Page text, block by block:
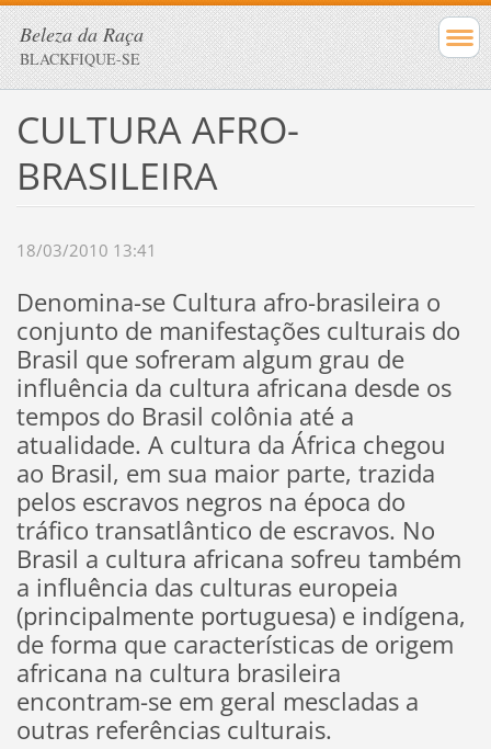
Beleza da Raça
BLACKFIQUE-SE
CULTURA AFRO-
BRASILEIRA
18/03/2010 13:41
Denomina-se Cultura afro-brasileira o
conjunto de manifestações culturais do
Brasil que sofreram algum grau de
influência da cultura africana desde os
tempos do Brasil colônia até a
atualidade. A cultura da África chegou
ao Brasil, em sua maior parte, trazida
pelos escravos negros na época do
tráfico transatlântico de escravos. No
Brasil a cultura africana sofreu também
a influência das culturas europeia
(principalmente portuguesa) e indígena,
de forma que características de origem
africana na cultura brasileira
encontram-se em geral mescladas a
outras referências culturais.